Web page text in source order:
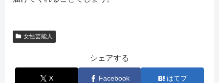
女性芸能人
シェアする
X Facebook はてブ